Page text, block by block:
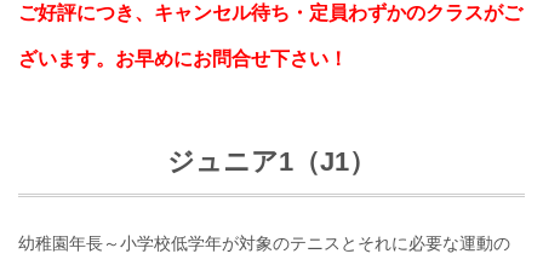
ご好評につき、キャンセル待ち・定員わずかのクラスがご
ざいます。お早めにお問合せ下さい！
ジュニア1（J1）
幼稚園年長～小学校低学年が対象のテニスとそれに必要な運動の